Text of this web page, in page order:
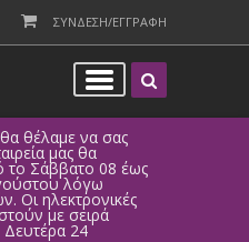
ΣΥΝΔΕΣΗ/ΕΓΓΡΑΦΗ
θέλαμε να σας
μας θα
το Σάββατο 08 έως
λόγω
Οι ηλεκτρονικές
με σειρά
Δευτέρα 24
Είδη Αισθητικής
>
>